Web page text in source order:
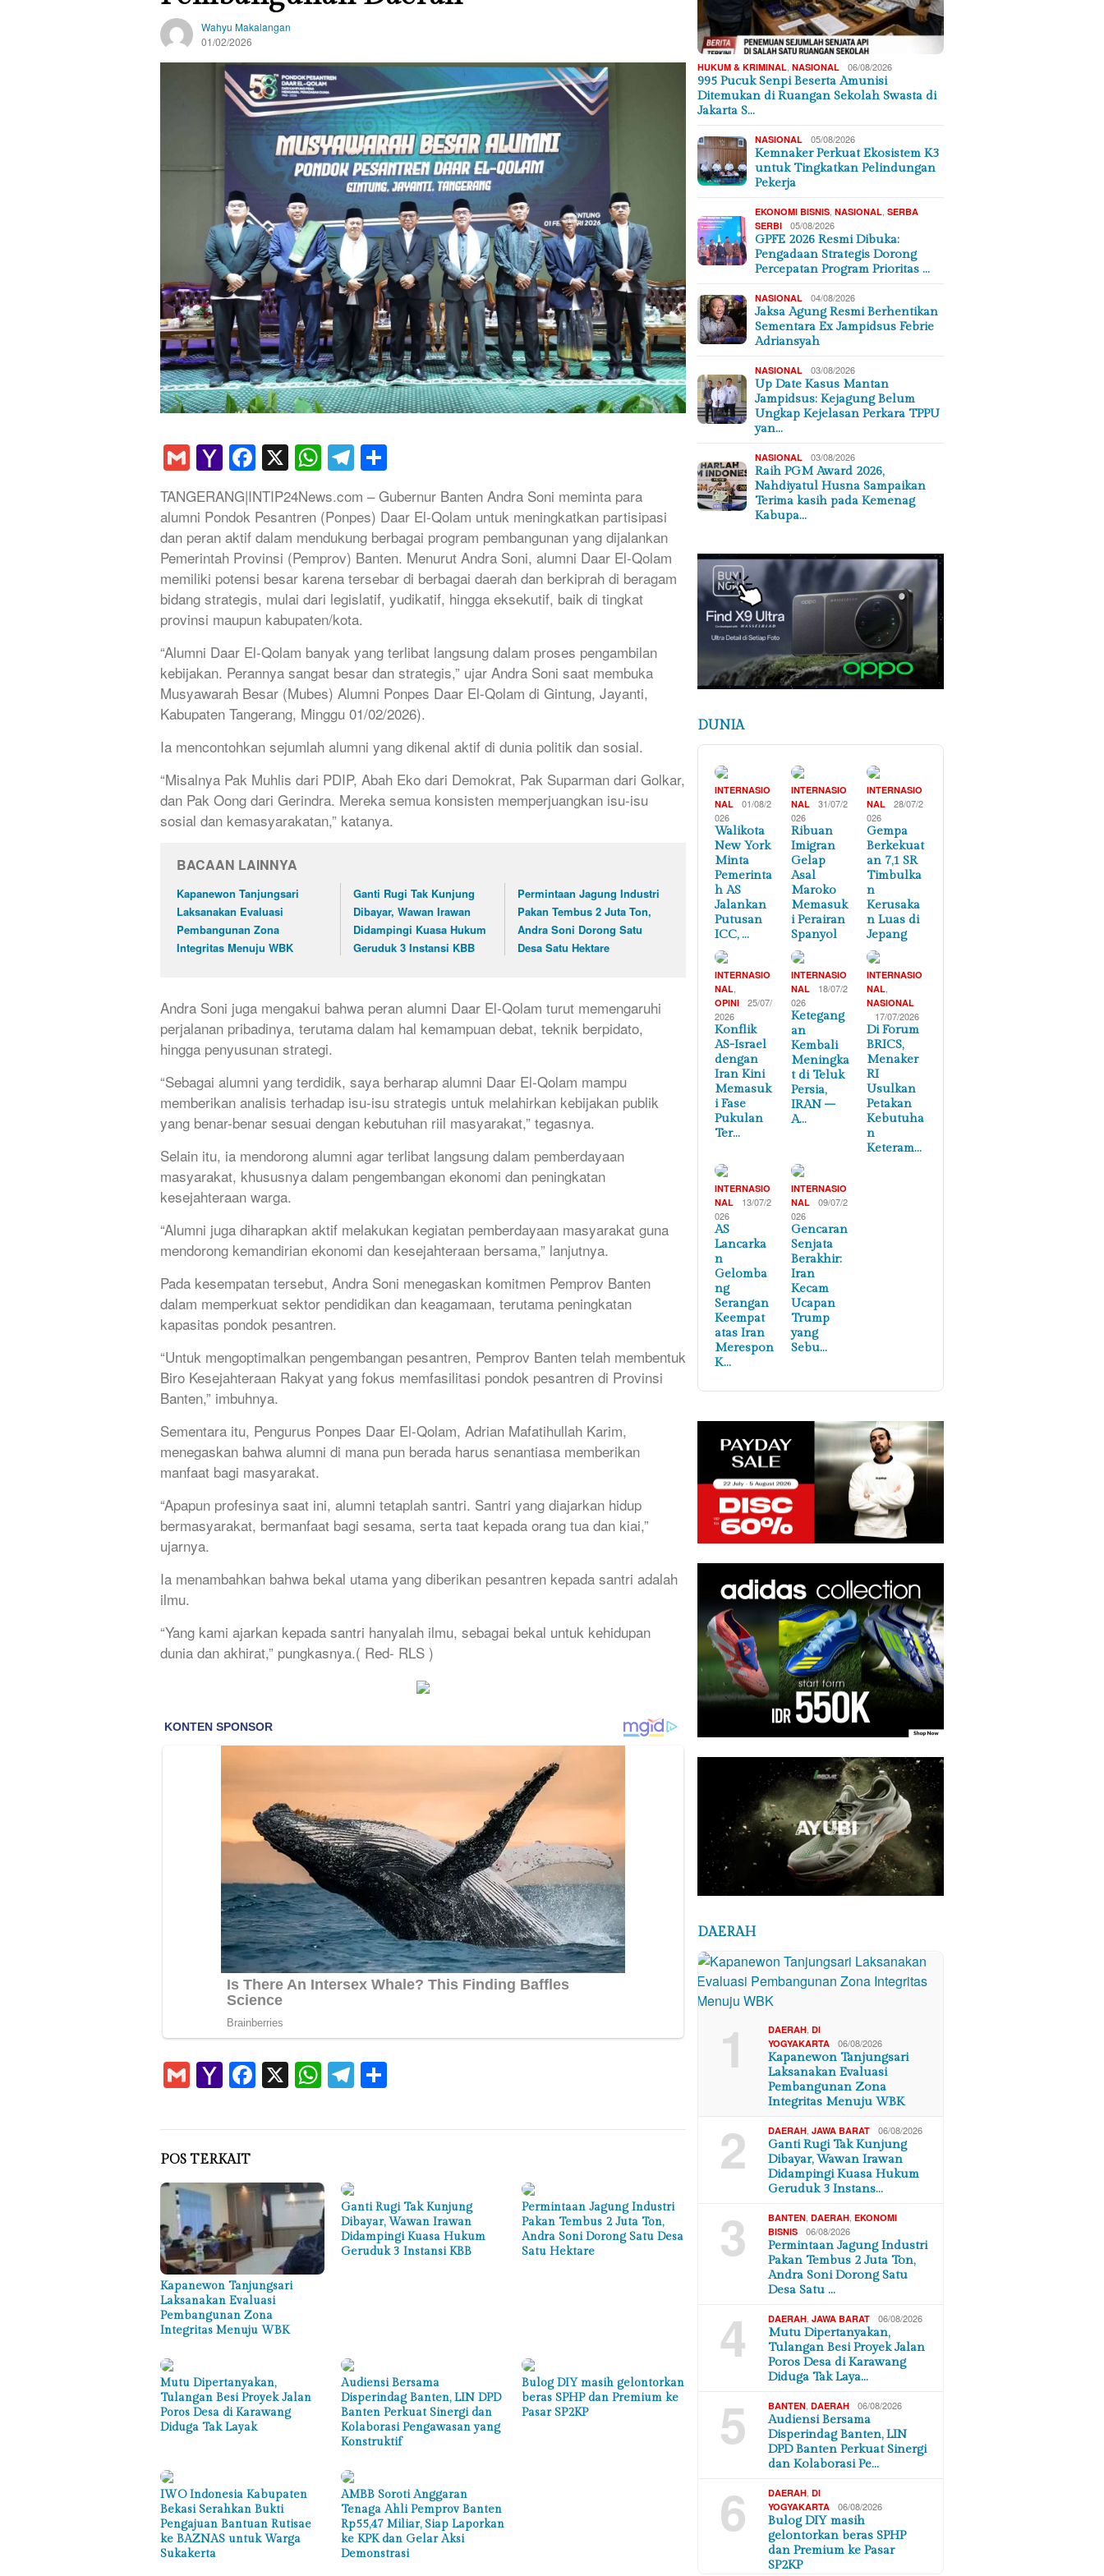
Wahyu Makalangan
01/02/2026
GmailYahoo
Mail
Facebook
X WhatsApp
Telegram
TANGERANG|INTIP24News.com – Gubernur Banten Andra Soni meminta para
alumni Pondok Pesantren (Ponpes) Daar El-Qolam untuk meningkatkan partisipasi
dan peran aktif dalam mendukung berbagai program pembangunan yang dijalankan
Pemerintah Provinsi (Pemprov) Banten. Menurut Andra Soni, alumni Daar El-Qolam
memiliki potensi besar karena tersebar di berbagai daerah dan berkiprah di beragam
bidang strategis, mulai dari legislatif, yudikatif, hingga eksekutif, baik di tingkat
provinsi maupun kabupaten/kota.
“Alumni Daar El-Qolam banyak yang terlibat langsung dalam proses pengambilan
kebijakan. Perannya sangat besar dan strategis,” ujar Andra Soni saat membuka
Musyawarah Besar (Mubes) Alumni Ponpes Daar El-Qolam di Gintung, Jayanti,
Kabupaten Tangerang, Minggu 01/02/2026).
Ia mencontohkan sejumlah alumni yang dikenal aktif di dunia politik dan sosial.
“Misalnya Pak Muhlis dari PDIP, Abah Eko dari Demokrat, Pak Suparman dari Golkar,
dan Pak Oong dari Gerindra. Mereka semua konsisten memperjuangkan isu-isu
sosial dan kemasyarakatan,” katanya.
BACAAN LAINNYA
Kapanewon Tanjungsari
Laksanakan Evaluasi
Pembangunan Zona
Integritas Menuju WBK
Ganti Rugi Tak Kunjung
Dibayar, Wawan Irawan
Didampingi Kuasa Hukum
Geruduk 3 Instansi KBB
Permintaan Jagung Industri
Pakan Tembus 2 Juta Ton,
Andra Soni Dorong Satu
Desa Satu Hektare
Andra Soni juga mengakui bahwa peran alumni Daar El-Qolam turut memengaruhi
perjalanan pribadinya, terutama dalam hal kemampuan debat, teknik berpidato,
hingga penyusunan strategi.
“Sebagai alumni yang terdidik, saya berharap alumni Daar El-Qolam mampu
memberikan analisis terhadap isu-isu strategis untuk melahirkan kebijakan publik
yang benar-benar sesuai dengan kebutuhan riil masyarakat,” tegasnya.
Selain itu, ia mendorong alumni agar terlibat langsung dalam pemberdayaan
masyarakat, khususnya dalam pengembangan ekonomi dan peningkatan
kesejahteraan warga.
“Alumni juga diharapkan aktif melakukan kegiatan pemberdayaan masyarakat guna
mendorong kemandirian ekonomi dan kesejahteraan bersama,” lanjutnya.
Pada kesempatan tersebut, Andra Soni menegaskan komitmen Pemprov Banten
dalam memperkuat sektor pendidikan dan keagamaan, terutama peningkatan
kapasitas pondok pesantren.
“Untuk mengoptimalkan pengembangan pesantren, Pemprov Banten telah membentuk
Biro Kesejahteraan Rakyat yang fokus memfasilitasi pondok pesantren di Provinsi
Banten,” imbuhnya.
Sementara itu, Pengurus Ponpes Daar El-Qolam, Adrian Mafatihullah Karim,
menegaskan bahwa alumni di mana pun berada harus senantiasa memberikan
manfaat bagi masyarakat.
“Apapun profesinya saat ini, alumni tetaplah santri. Santri yang diajarkan hidup
bermasyarakat, bermanfaat bagi sesama, serta taat kepada orang tua dan kiai,”
ujarnya.
Ia menambahkan bahwa bekal utama yang diberikan pesantren kepada santri adalah
ilmu.
“Yang kami ajarkan kepada santri hanyalah ilmu, sebagai bekal untuk kehidupan
dunia dan akhirat,” pungkasnya.( Red- RLS )
GmailYahooFacebook
X WhatsApp
Telegram
POS TERKAIT
Kapanewon Tanjungsari
Laksanakan Evaluasi
Pembangunan Zona
Integritas Menuju WBK
Ganti Rugi Tak Kunjung
Dibayar, Wawan Irawan
Didampingi Kuasa Hukum
Geruduk 3 Instansi KBB
Permintaan Jagung Industri
Pakan Tembus 2 Juta Ton,
Andra Soni Dorong Satu Desa
Satu Hektare
Mutu Dipertanyakan,
Tulangan Besi Proyek Jalan
Poros Desa di Karawang
Diduga Tak Layak
Audiensi Bersama
Disperindag Banten, LIN DPD
Banten Perkuat Sinergi dan
Kolaborasi Pengawasan yang
Konstruktif
Bulog DIY masih gelontorkan
beras SPHP dan Premium ke
Pasar SP2KP
IWO Indonesia Kabupaten
Bekasi Serahkan Bukti
Pengajuan Bantuan Rutisae
ke BAZNAS untuk Warga
Sukakerta
AMBB Soroti Anggaran
Tenaga Ahli Pemprov Banten
Rp55,47 Miliar, Siap Laporkan
ke KPK dan Gelar Aksi
Demonstrasi
HUKUM & KRIMINAL ,NASIONAL 06/08/2026
995 Pucuk Senpi Beserta Amunisi
Ditemukan di Ruangan Sekolah Swasta di
Jakarta S…
NASIONAL 05/08/2026
Kemnaker Perkuat Ekosistem K3
untuk Tingkatkan Pelindungan
Pekerja
EKONOMI BISNIS ,NASIONAL ,SERBA
SERBI
05/08/2026
GPFE 2026 Resmi Dibuka:
Pengadaan Strategis Dorong
Percepatan Program Prioritas …
NASIONAL 04/08/2026
Jaksa Agung Resmi Berhentikan
Sementara Ex Jampidsus Febrie
Adriansyah
NASIONAL 03/08/2026
Up Date Kasus Mantan
Jampidsus: Kejagung Belum
Ungkap Kejelasan Perkara TPPU
yan…
NASIONAL 03/08/2026
Raih PGM Award 2026,
Nahdiyatul Husna Sampaikan
Terima kasih pada Kemenag
Kabupa…
DUNIA
INTERNASIO
NAL
01/08/2
026
Walikota
New York
Minta
Pemerinta
h AS
Jalankan
Putusan
ICC, …
INTERNASIO
NAL
31/07/2
026
Ribuan
Imigran
Gelap
Asal
Maroko
Memasuk
i Perairan
Spanyol
INTERNASIO
NAL
28/07/2
026
Gempa
Berkekuat
an 7,1 SR
Timbulka
n
Kerusaka
n Luas di
Jepang
INTERNASIO
NAL
OPINI
25/07/
2026
Konflik
AS-Israel
dengan
Iran Kini
Memasuk
i Fase
Pukulan
Ter…
INTERNASIO
NAL
18/07/2
026
Ketegang
an
Kembali
Meningka
t di Teluk
Persia,
IRAN –
A…
INTERNASIO
NAL
NASIONAL
17/07/2026
Di Forum
BRICS,
Menaker
RI
Usulkan
Petakan
Kebutuha
n
Keteram…
INTERNASIO
NAL
13/07/2
026
AS
Lancarka
n
Gelomba
ng
Serangan
Keempat
atas Iran
Merespon
K…
INTERNASIO
NAL
09/07/2
026
Gencaran
Senjata
Berakhir:
Iran
Kecam
Ucapan
Trump
yang
Sebu…
DAERAH
1 DAERAH ,DI
YOGYAKARTA
06/08/2026
Kapanewon Tanjungsari
Laksanakan Evaluasi
Pembangunan Zona
Integritas Menuju WBK
2 DAERAH ,JAWA BARAT 06/08/2026
Ganti Rugi Tak Kunjung
Dibayar, Wawan Irawan
Didampingi Kuasa Hukum
Geruduk 3 Instans…
3 BANTEN ,DAERAH ,EKONOMI
BISNIS
06/08/2026
Permintaan Jagung Industri
Pakan Tembus 2 Juta Ton,
Andra Soni Dorong Satu
Desa Satu …
4 DAERAH ,JAWA BARAT 06/08/2026
Mutu Dipertanyakan,
Tulangan Besi Proyek Jalan
Poros Desa di Karawang
Diduga Tak Laya…
5 BANTEN ,DAERAH 06/08/2026
Audiensi Bersama
Disperindag Banten, LIN
DPD Banten Perkuat Sinergi
dan Kolaborasi Pe…
6 DAERAH ,DI
YOGYAKARTA
06/08/2026
Bulog DIY masih
gelontorkan beras SPHP
dan Premium ke Pasar
SP2KP